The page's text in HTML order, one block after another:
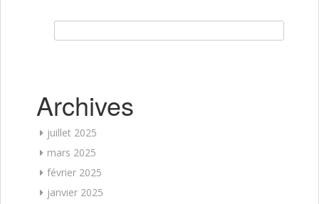
Archives
juillet 2025
mars 2025
février 2025
janvier 2025